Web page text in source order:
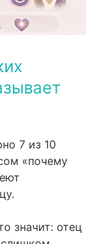
7 из 10
«почему
значит: отец